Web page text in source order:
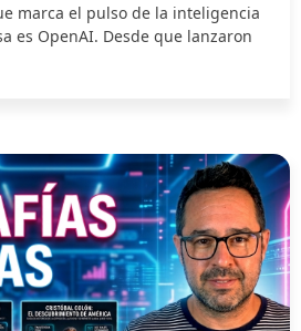
marca el pulso de la inteligencia
es OpenAI. Desde que lanzaron